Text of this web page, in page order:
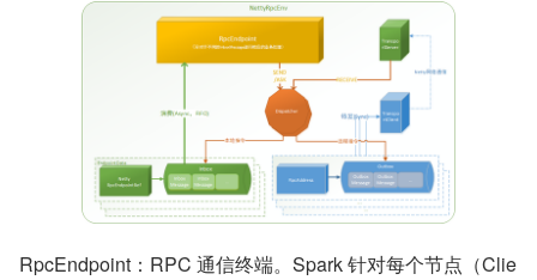
RpcEndpoint：RPC 通信终端。Spark 针对每个节点（Clie